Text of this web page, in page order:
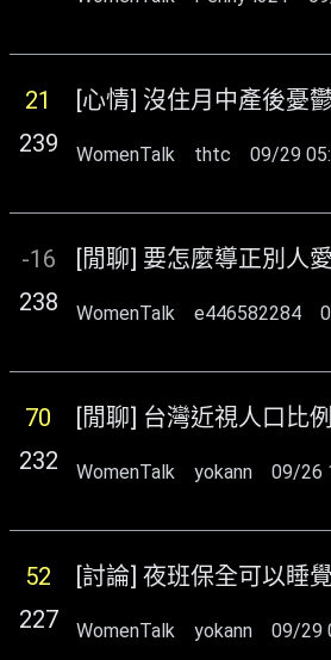
21
239
[心情] 沒住月中產後憂
WomenTalk thtc 09/29
-16
238
[閒聊] 要怎麼導正別人
WomenTalk e446582284
70
232
[閒聊] 台灣近視人口比
WomenTalk yokann 09/26
52
227
[討論] 夜班保全可以睡
WomenTalk yokann 09/29